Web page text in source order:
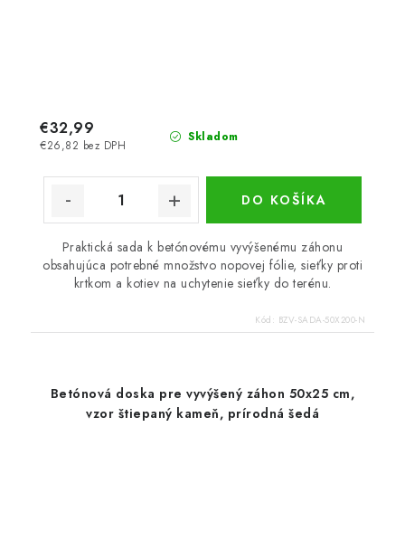
Skladom
€26,82 bez DPH
€32,99
DO KOŠÍKA
Praktická sada k betónovému vyvýšenému záhonu
obsahujúca potrebné množstvo nopovej fólie, sieťky proti
krtkom a kotiev na uchytenie sieťky do terénu.
Kód: BZV-SADA-50X200-N
Betónová doska pre vyvýšený záhon 50x25 cm,
vzor štiepaný kameň, prírodná šedá